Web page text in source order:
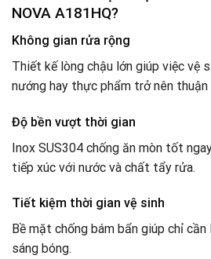
NOVA A181HQ?
Không gian rửa rộng
Thiết kế lòng chậu lớn giúp việc vệ
nướng hay thực phẩm trở nên thuận
Độ bền vượt thời gian
Inox SUS304 chống ăn mòn tốt
tiếp xúc với nước và chất tẩy rửa.
Tiết kiệm thời gian vệ sinh
Bề mặt chống bám bẩn giúp chỉ cần
sáng bóng.